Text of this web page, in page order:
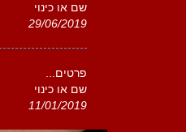
שם או כינוי
29/06/2019
פרטים...
שם או כינוי
11/01/2019